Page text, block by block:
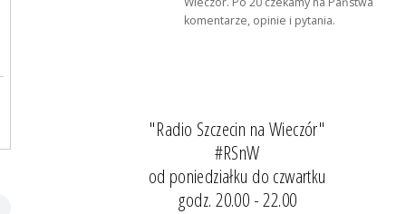
komentarze, opinie i pytania.
"Radio Szczecin na Wieczór"
#RSnW
od poniedziałku do czwartku
godz. 20.00 - 22.00